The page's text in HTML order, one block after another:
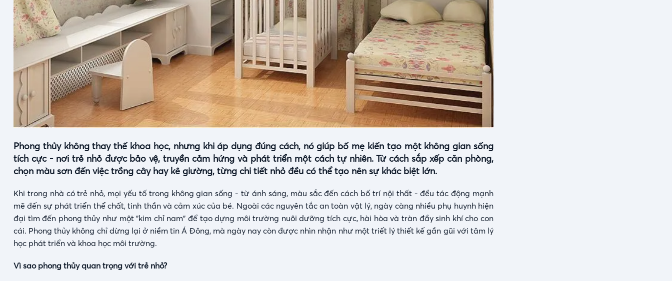
Phong thủy không thay thế khoa học, nhưng khi áp dụng đúng cách, nó giúp bố mẹ kiến tạo một không gian sống
tích cực - nơi trẻ nhỏ được bảo vệ, truyền cảm hứng và phát triển một cách tự nhiên. Từ cách sắp xếp căn phòng,
chọn màu sơn đến việc trồng cây hay kê giường, từng chi tiết nhỏ đều có thể tạo nên sự khác biệt lớn.
Khi trong nhà có trẻ nhỏ, mọi yếu tố trong không gian sống - từ ánh sáng, màu sắc đến cách bố trí nội thất - đều tác động mạnh
mẽ đến sự phát triển thể chất, tinh thần và cảm xúc của bé. Ngoài các nguyên tắc an toàn vật lý, ngày càng nhiều phụ huynh hiện
đại tìm đến phong thủy như một "kim chỉ nam" để tạo dựng môi trường nuôi dưỡng tích cực, hài hòa và tràn đầy sinh khí cho con
cái. Phong thủy không chỉ dừng lại ở niềm tin Á Đông, mà ngày nay còn được nhìn nhận như một triết lý thiết kế gần gũi với tâm lý
học phát triển và khoa học môi trường.
Vì sao phong thủy quan trọng với trẻ nhỏ?